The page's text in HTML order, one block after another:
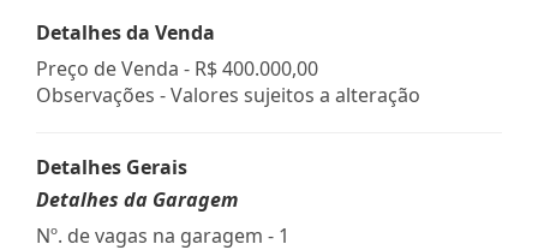
Detalhes da Venda
Preço de Venda - R$ 400.000,00
Observações - Valores sujeitos a alteração
Detalhes Gerais
Detalhes da Garagem
Nº. de vagas na garagem - 1